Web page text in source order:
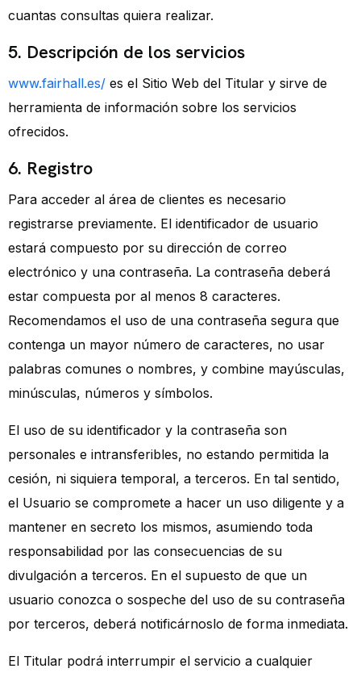
cuantas consultas quiera realizar.
5. Descripción de los servicios
www.fairhall.es/ es el Sitio Web del Titular y sirve de
herramienta de información sobre los servicios
ofrecidos.
6. Registro
Para acceder al área de clientes es necesario
registrarse previamente. El identificador de usuario
estará compuesto por su dirección de correo
electrónico y una contraseña. La contraseña deberá
estar compuesta por al menos 8 caracteres.
Recomendamos el uso de una contraseña segura que
contenga un mayor número de caracteres, no usar
palabras comunes o nombres, y combine mayúsculas,
minúsculas, números y símbolos.
El uso de su identificador y la contraseña son
personales e intransferibles, no estando permitida la
cesión, ni siquiera temporal, a terceros. En tal sentido,
el Usuario se compromete a hacer un uso diligente y a
mantener en secreto los mismos, asumiendo toda
responsabilidad por las consecuencias de su
divulgación a terceros. En el supuesto de que un
usuario conozca o sospeche del uso de su contraseña
por terceros, deberá notificárnoslo de forma inmediata.
El Titular podrá interrumpir el servicio a cualquier